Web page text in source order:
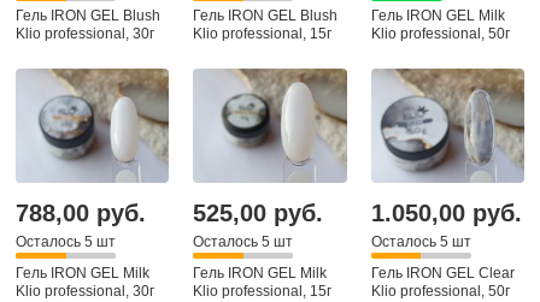
Гель IRON GEL Blush
Klio professional, 30г
Гель IRON GEL Blush
Klio professional, 15г
Гель IRON GEL Milk
Klio professional, 50г
788,00 руб.
Осталось 5 шт
Гель IRON GEL Milk
Klio professional, 30г
525,00 руб.
Осталось 5 шт
Гель IRON GEL Milk
Klio professional, 15г
1.050,00 руб.
Осталось 5 шт
Гель IRON GEL Clear
Klio professional, 50г